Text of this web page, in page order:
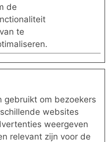
de
te
gebruikt om bezoekers
websites
weergeven
relevant zijn voor de